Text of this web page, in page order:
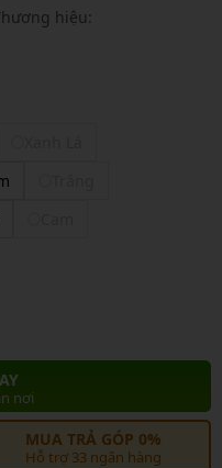
hiệu:
nơi
MUA TRẢ GÓP 0%
Hỗ trợ 33 ngân hàng